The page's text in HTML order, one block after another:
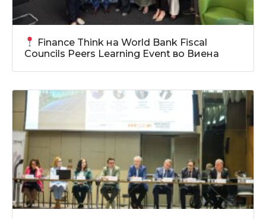
Finance Think на World Bank Fiscal
Councils Peers Learning Event во Виена